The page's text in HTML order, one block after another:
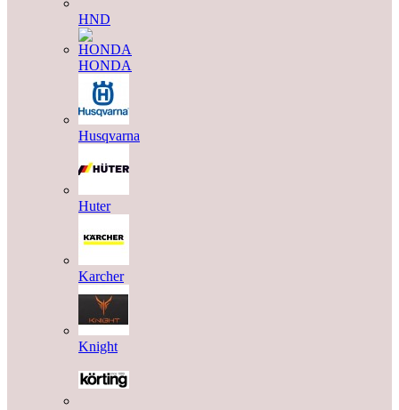
HND
HONDA
Husqvarna
Huter
Karcher
Knight